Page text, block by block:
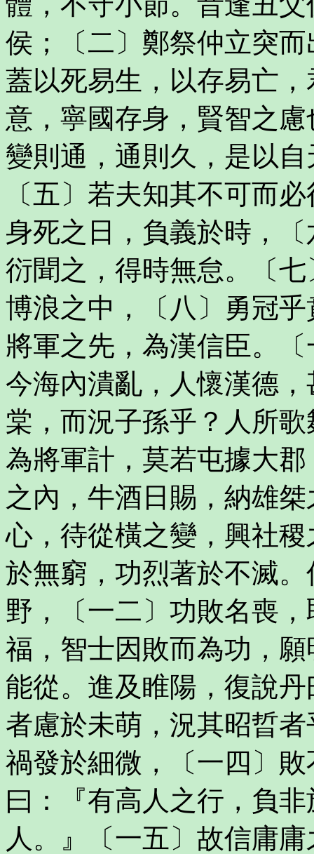
侯；〔二〕鄭祭仲立突
蓋以死易生，以存易亡
意，寧國存身，賢智之
變則通，通則久，是以
〔五〕若夫知其不可而
身死之日，負義於時，
衍聞之，得時無怠。〔
博浪之中，〔八〕勇冠
將軍之先，為漢信臣。
今海內潰亂，人懷漢德
棠，而況子孫乎？人所
為將軍計，莫若屯據大
之內，牛酒日賜，納雄
心，待從橫之變，興社
於無窮，功烈著於不滅
野，〔一二〕功敗名喪
福，智士因敗而為功，
能從。進及睢陽，復說
者慮於未萌，況其昭晢
禍發於細微，〔一四〕
曰：『有高人之行，負
人。』〔一五〕故信庸